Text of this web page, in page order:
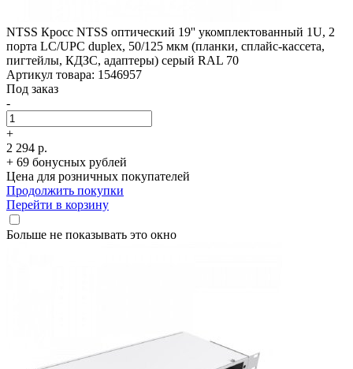
NTSS Кросс NTSS оптический 19'' укомплектованный 1U, 2
порта LC/­UPC duplex, 50/­125 мкм (планки, сплайс-кассета,
пигтейлы, КДЗС, адаптеры) серый RAL 70
Артикул товара: 1546957
Под заказ
-
+
2 294 р.
+ 69 бонусных рублей
Цена для розничных покупателей
Продолжить покупки
Перейти в корзину
Больше не показывать это окно